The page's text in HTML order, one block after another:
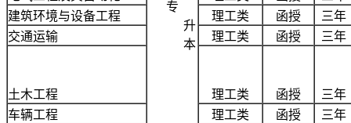
专
升
本
建筑环境与设备工程
理工类 函授
三年
交通运输
理工类 函授 三年
土木工程 理工类 函授
三年
车辆工程
理工类 函授
三年